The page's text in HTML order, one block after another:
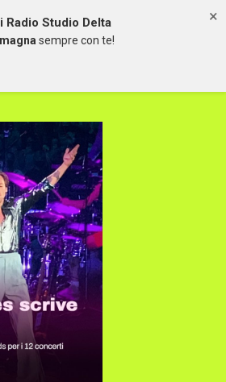
NEL GUINNESS DEI PRIMATI
×
Radio Studio Delta
sempre con te!